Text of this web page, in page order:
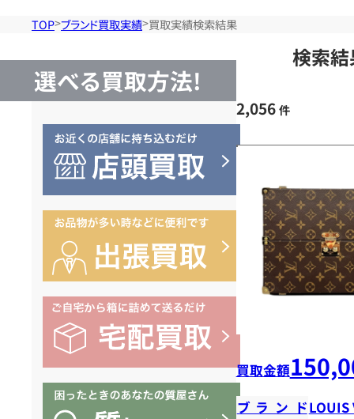
TOP ブランド買取実績 買取実績検索結果
選べる買取方法!
検索
2,056 件
買取金額
ブランドLOUIS